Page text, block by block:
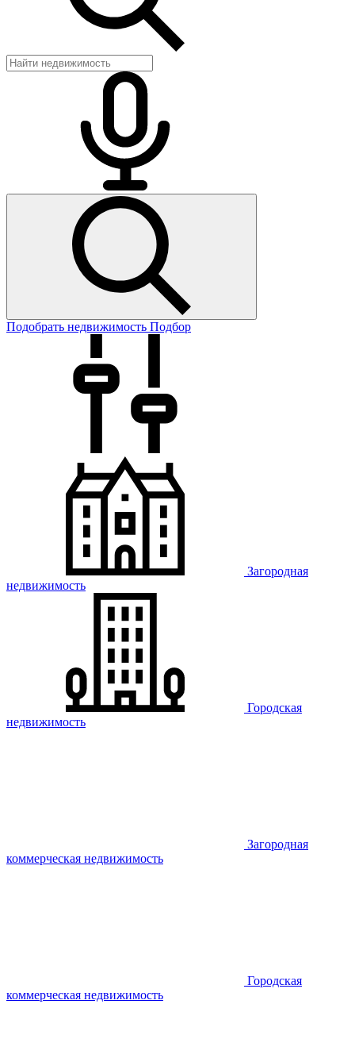
Подобрать недвижимость Подбор
Загородная
недвижимость
Городская
недвижимость
Загородная
коммерческая недвижимость
Городская
коммерческая недвижимость